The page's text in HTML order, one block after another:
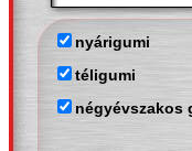
nyárigumi
téligumi
négyévszakos